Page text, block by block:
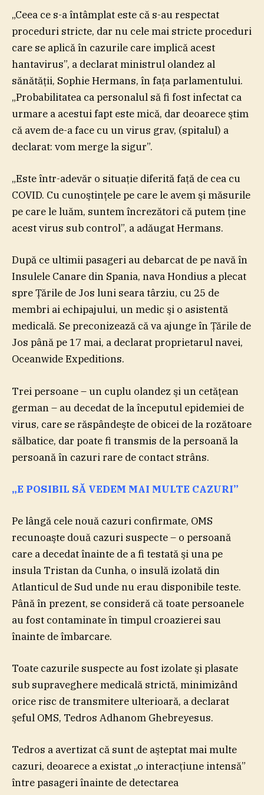
„Ceea ce s-a întâmplat este că s-au respectat
proceduri stricte, dar nu cele mai stricte proceduri
care se aplică în cazurile care implică acest
hantavirus”, a declarat ministrul olandez al
sănătăţii, Sophie Hermans, în faţa parlamentului.
„Probabilitatea ca personalul să fi fost infectat ca
urmare a acestui fapt este mică, dar deoarece ştim
că avem de-a face cu un virus grav, (spitalul) a
declarat: vom merge la sigur”.
„Este într-adevăr o situaţie diferită faţă de cea cu
COVID. Cu cunoştinţele pe care le avem şi măsurile
pe care le luăm, suntem încrezători că putem ţine
acest virus sub control”, a adăugat Hermans.
După ce ultimii pasageri au debarcat de pe navă în
Insulele Canare din Spania, nava Hondius a plecat
spre Ţările de Jos luni seara târziu, cu 25 de
membri ai echipajului, un medic şi o asistentă
medicală. Se preconizează că va ajunge în Ţările de
Jos până pe 17 mai, a declarat proprietarul navei,
Oceanwide Expeditions.
Trei persoane – un cuplu olandez şi un cetăţean
german – au decedat de la începutul epidemiei de
virus, care se răspândeşte de obicei de la rozătoare
sălbatice, dar poate fi transmis de la persoană la
persoană în cazuri rare de contact strâns.
„E POSIBIL SĂ VEDEM MAI MULTE CAZURI”
Pe lângă cele nouă cazuri confirmate, OMS
recunoaşte două cazuri suspecte – o persoană
care a decedat înainte de a fi testată şi una pe
insula Tristan da Cunha, o insulă izolată din
Atlanticul de Sud unde nu erau disponibile teste.
Până în prezent, se consideră că toate persoanele
au fost contaminate în timpul croazierei sau
înainte de îmbarcare.
Toate cazurile suspecte au fost izolate şi plasate
sub supraveghere medicală strictă, minimizând
orice risc de transmitere ulterioară, a declarat
şeful OMS, Tedros Adhanom Ghebreyesus.
Tedros a avertizat că sunt de aşteptat mai multe
cazuri, deoarece a existat „o interacţiune intensă”
între pasageri înainte de detectarea